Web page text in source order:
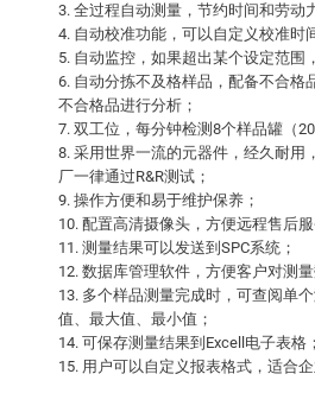
3. 全过程自动测量，节约时间和劳动
4. 自动校准功能，可以自定义校准时
5. 自动监控，如果超出某个设定范围
6. 自动分拣不及格样品，配备不合格
不合格品进行分析；
7. 双工位，每分钟检测8个样品罐（
8. 采用世界一流的元器件，经久耐用
厂一律通过R&R测试；
9. 操作方便和易于维护保养；
10. 配置高清摄像头，方便远程售后服
11. 测量结果可以发送到SPC系统；
12. 数据库管理软件，方便客户对测
13. 多个样品测量完成时，可查阅单
值、最大值、最小值；
14. 可保存测量结果到Excell电子表格；
15. 用户可以自定义报表格式，适合企